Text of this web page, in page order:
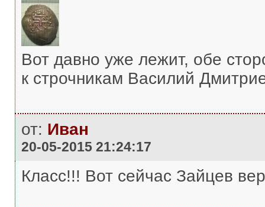
Вот давно уже лежит, обе
к строчникам Василий
от: Иван
20-05-2015 21:24:17
Класс!!! Вот сейчас Зайцев